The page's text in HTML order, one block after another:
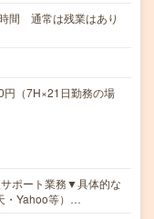
間 通常は残業はあり
（7H×21日勤務の場
ポート業務▼具体的な
・Yahoo等）…